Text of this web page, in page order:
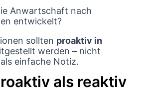
Anwartschaft nach
entwickelt?
sollten proaktiv in
werden – nicht
einfache Notiz.
als reaktiv